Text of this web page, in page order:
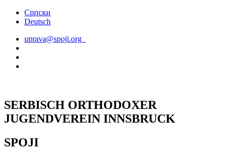
Skip
Српски
Deutsch
uprava@spoji.org
SERBISCH ORTHODOXER
JUGENDVEREIN INNSBRUCK
SPOJI